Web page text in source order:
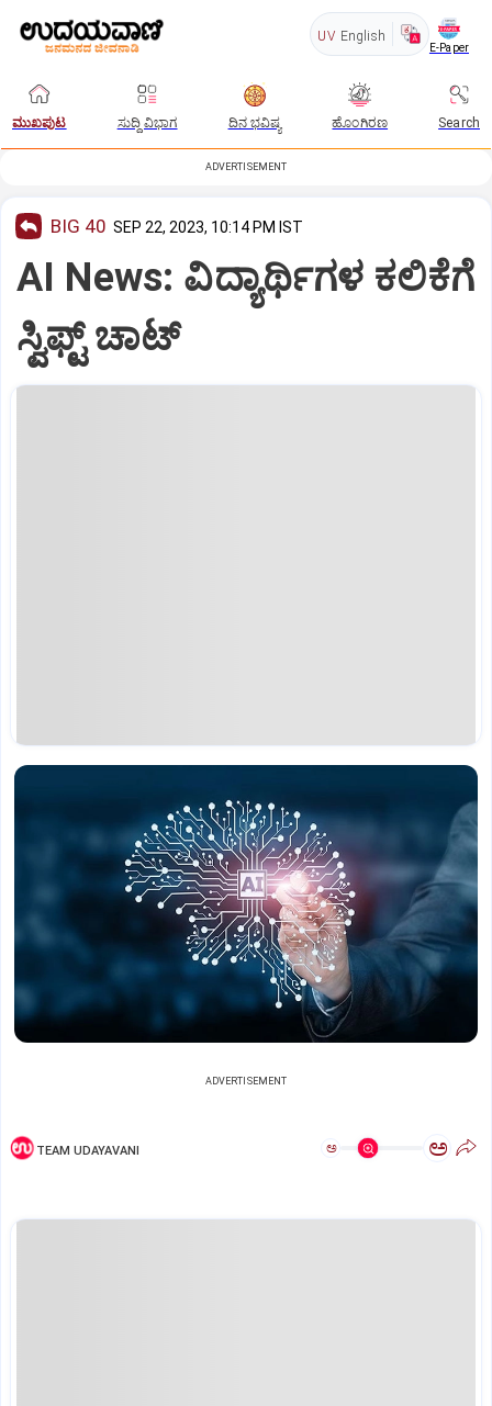
UV English
E-Paper
ಮುಖಪುಟ ಸುದ್ದಿ ವಿಭಾಗ ದಿನ ಭವಿಷ್ಯ ಹೊಂಗಿರಣ Search
ADVERTISEMENT
BIG 40 SEP 22, 2023, 10:14 PM IST
AI News: ವಿದ್ಯಾರ್ಥಿಗಳ ಕಲಿಕೆಗೆ
ಸ್ವಿಫ್ಟ್ ಚಾಟ್‌
ADVERTISEMENT
TEAM UDAYAVANI ಅ ಅ